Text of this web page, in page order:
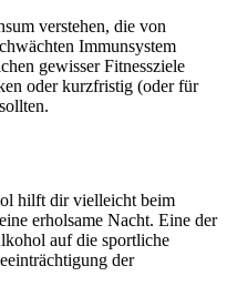
verstehen, die von
Immunsystem
gewisser Fitnessziele
oder kurzfristig (oder für
hilft dir vielleicht beim
erholsame Nacht. Eine der
auf die sportliche
der